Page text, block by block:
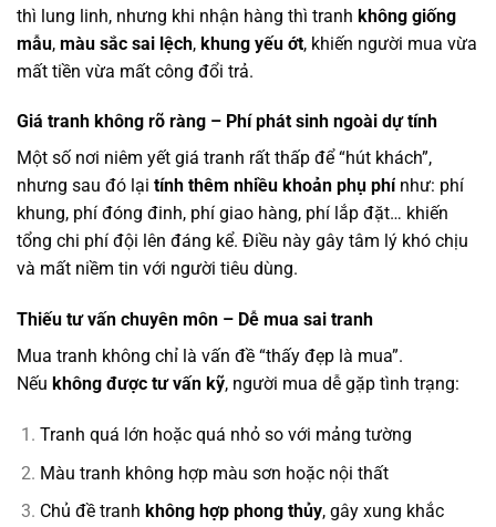
thì lung linh, nhưng khi nhận hàng thì tranh không giống
mẫu, màu sắc sai lệch, khung yếu ớt, khiến người mua vừa
mất tiền vừa mất công đổi trả.
Giá tranh không rõ ràng – Phí phát sinh ngoài dự tính
Một số nơi niêm yết giá tranh rất thấp để “hút khách”,
nhưng sau đó lại tính thêm nhiều khoản phụ phí như: phí
khung, phí đóng đinh, phí giao hàng, phí lắp đặt… khiến
tổng chi phí đội lên đáng kể. Điều này gây tâm lý khó chịu
và mất niềm tin với người tiêu dùng.
Thiếu tư vấn chuyên môn – Dễ mua sai tranh
Mua tranh không chỉ là vấn đề “thấy đẹp là mua”.
Nếu không được tư vấn kỹ, người mua dễ gặp tình trạng:
Tranh quá lớn hoặc quá nhỏ so với mảng tường
Màu tranh không hợp màu sơn hoặc nội thất
Chủ đề tranh không hợp phong thủy, gây xung khắc